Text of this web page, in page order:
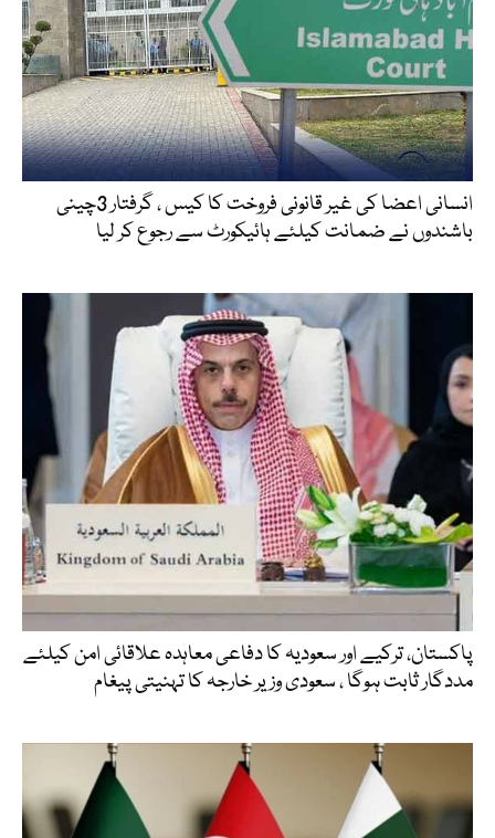
انسانی اعضا کی غیر قانونی فروخت کا کیس ، گرفتار 3چینی
باشندوں نے ضمانت کیلئے ہائیکورٹ سے رجوع کر لیا
پاکستان، ترکیے اور سعودیہ کا دفاعی معاہدہ علاقائی امن کیلئے
مددگار ثابت ہوگا ، سعودی وزیر خارجہ کا تہنیتی پیغام